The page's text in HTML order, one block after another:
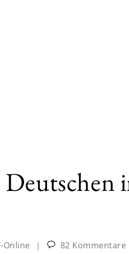
Online |
82 Kommentare